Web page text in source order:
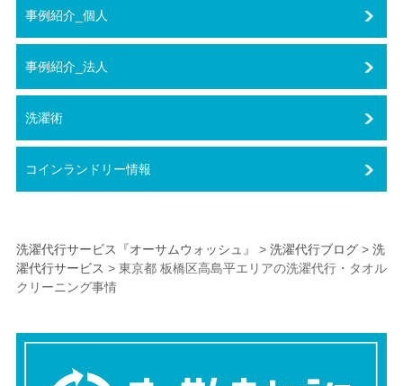
事例紹介_個人
事例紹介_法人
洗濯術
コインランドリー情報
洗濯代行サービス『オーサムウォッシュ』 > 洗濯代行ブログ> 洗
濯代行サービス > 東京都 板橋区高島平エリアの洗濯代行・タオル
クリーニング事情